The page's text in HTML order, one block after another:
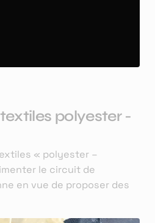
polyester -
« polyester –
le circuit de
en vue de proposer des